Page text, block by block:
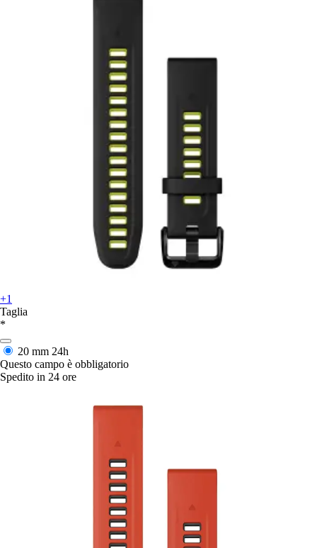
+1
Taglia
*
20 mm 24h
Questo campo è obbligatorio
Spedito in 24 ore